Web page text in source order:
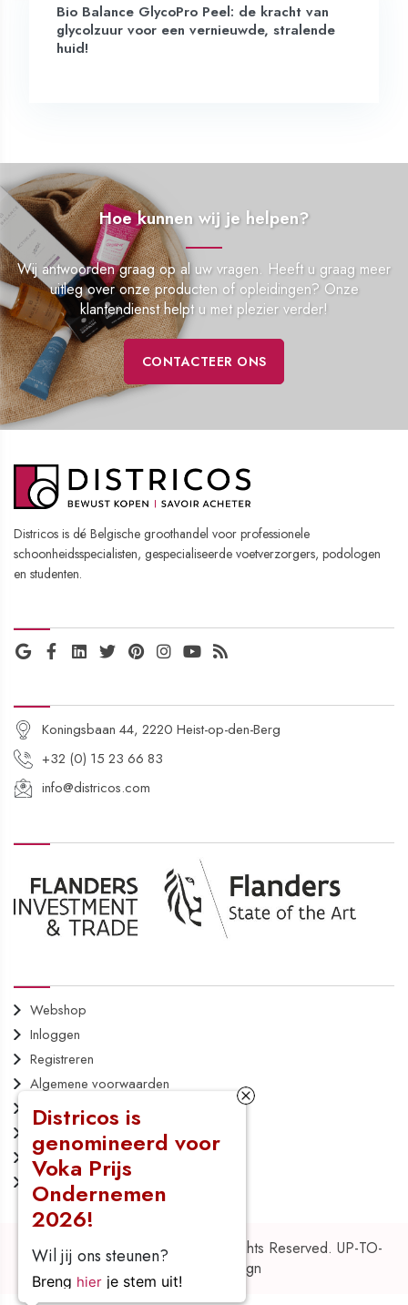
Bio Balance GlycoPro Peel: de kracht van
glycolzuur voor een vernieuwde, stralende
huid!
Hoe kunnen wij je helpen?
Wij antwoorden graag op al uw vragen. Heeft u graag meer
uitleg over onze producten of opleidingen? Onze
klantendienst helpt u met plezier verder!
CONTACTEER ONS
Districos is dé Belgische groothandel voor professionele
schoonheidsspecialisten, gespecialiseerde voetverzorgers, podologen
en studenten.
Koningsbaan 44, 2220 Heist-op-den-Berg
+32 (0) 15 23 66 83
info@districos.com
Webshop
Inloggen
Registreren
Algemene voorwaarden
Privacy policy
Cookiebeleid
Bestellen
Retourneren
Copyright © 2026 Districos. All Rights Reserved. UP-TO-
DATE WebDesign
Districos is
genomineerd voor
Voka Prijs
Ondernemen
2026!
Wil jij ons steunen?
Breng hier je stem uit!